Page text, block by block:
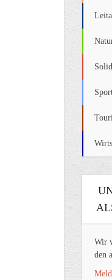
Wir
den